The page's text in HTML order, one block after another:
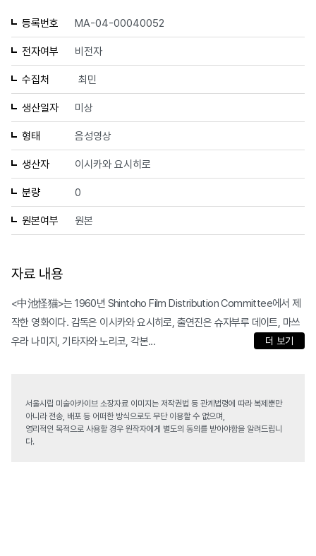
등록번호 MA-04-00040052
전자여부 비전자
수집처 최민
생산일자 미상
형태 음성영상
생산자 이시카와 요시히로
분량 0
원본여부 원본
자료 내용
<中池怪猫>는 1960년 Shintoho Film Distribution Committee에서 제
작한 영화이다. 감독은 이시카와 요시히로, 출연진은 슈자부루 데이트, 마쓰
우라 나미지, 기타자와 노리코, 각본...
더 보기
서울시립 미술아카이브 소장자료 이미지는 저작권법 등 관계법령에 따라 복제뿐만
아니라 전송, 배포 등 어떠한 방식으로도 무단 이용할 수 없으며,
영리적인 목적으로 사용할 경우 원작자에게 별도의 동의를 받아야함을 알려드립니
다.